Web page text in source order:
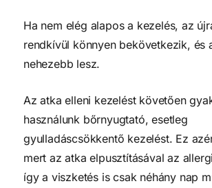
Ha nem elég alapos a kezelés, az
rendkívül könnyen bekövetkezik, és
nehezebb lesz.
Az atka elleni kezelést követően
használunk bőrnyugtató, esetleg
gyulladáscsökkentő kezelést. Ez
mert az atka elpusztításával az
így a viszketés is csak néhány nap